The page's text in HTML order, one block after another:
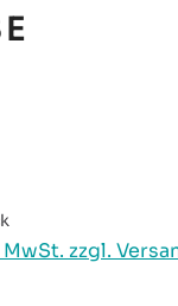
zzgl.